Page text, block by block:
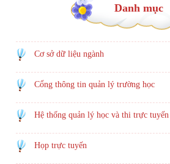
Danh mục
Cơ sở dữ liệu ngành
Cổng thông tin quản lý trường học
Hệ thống quản lý học và thi trực tuyến
Họp trực tuyến